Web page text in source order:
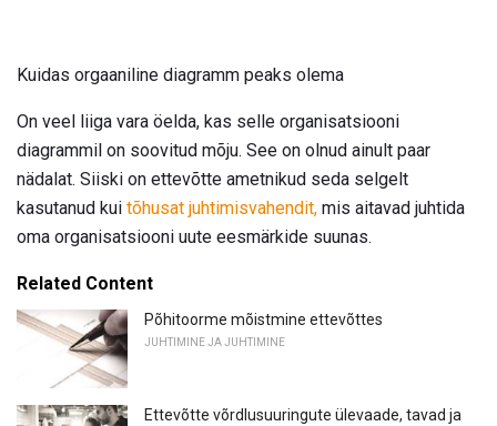
Kuidas orgaaniline diagramm peaks olema
On veel liiga vara öelda, kas selle organisatsiooni
diagrammil on soovitud mõju. See on olnud ainult paar
nädalat. Siiski on ettevõtte ametnikud seda selgelt
kasutanud kui tõhusat juhtimisvahendit, mis aitavad juhtida
oma organisatsiooni uute eesmärkide suunas.
Related Content
Põhitoorme mõistmine ettevõttes
JUHTIMINE JA JUHTIMINE
Ettevõtte võrdlusuuringute ülevaade, tavad ja